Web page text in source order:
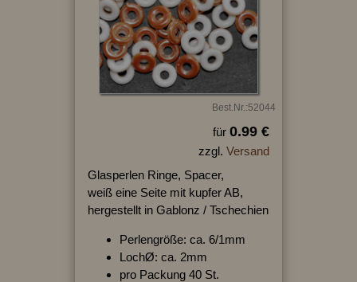
Best.Nr.:52044
für 0.99 €
zzgl. Versand
Glasperlen Ringe, Spacer,
weiß eine Seite mit kupfer AB,
hergestellt in Gablonz / Tschechien
Perlengröße: ca. 6/1mm
LochØ: ca. 2mm
pro Packung 40 St.